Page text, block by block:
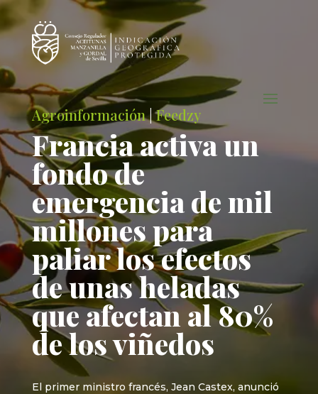
Agroinformación|Feedzy
Francia activa un
fondo de
emergencia de mil
millones para
paliar los efectos
de unas heladas
que afectan al 80%
de los viñedos
El primer ministro francés, Jean Castex, anunció